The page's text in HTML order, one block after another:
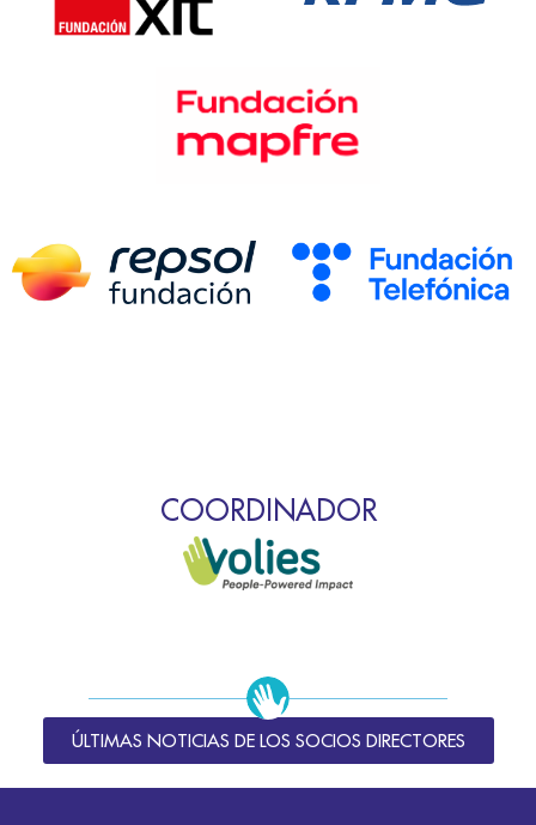
COORDINADOR
ÚLTIMAS NOTICIAS DE LOS SOCIOS DIRECTORES